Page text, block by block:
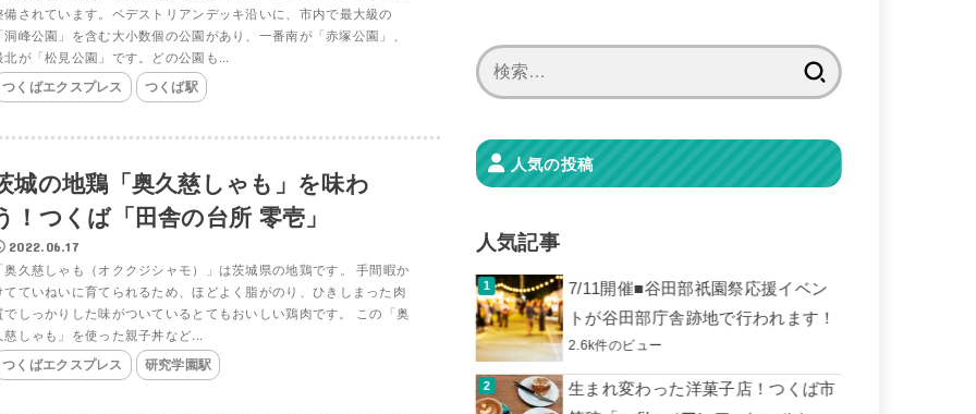
備されています。ペデストリアンデッキ沿いに、市内で最大級の
洞峰公園」を含む大小数個の公園があり、一番南が「赤塚公園」、
北が「松見公園」です。どの公園も...
つくばエクスプレス つくば駅
城の地鶏「奥久慈しゃも」を味わ
！つくば「田舎の台所 零壱」
2022.06.17
奥久慈しゃも（オククジシャモ）」は茨城県の地鶏です。 手間暇か
てていねいに育てられるため、ほどよく脂がのり、ひきしまった肉
でしっかりした味がついているとてもおいしい鶏肉です。 この「奥
慈しゃも」を使った親子丼など...
つくばエクスプレス 研究学園駅
人気の投稿
人気記事
7/11開催■谷田部祇園祭応援イベン
トが谷田部庁舎跡地で行われます！
2.6k件のビュー
生まれ変わった洋菓子店！つくば市